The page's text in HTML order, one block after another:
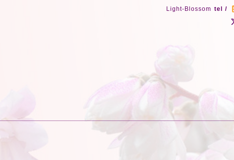
Light-Blossom tel /